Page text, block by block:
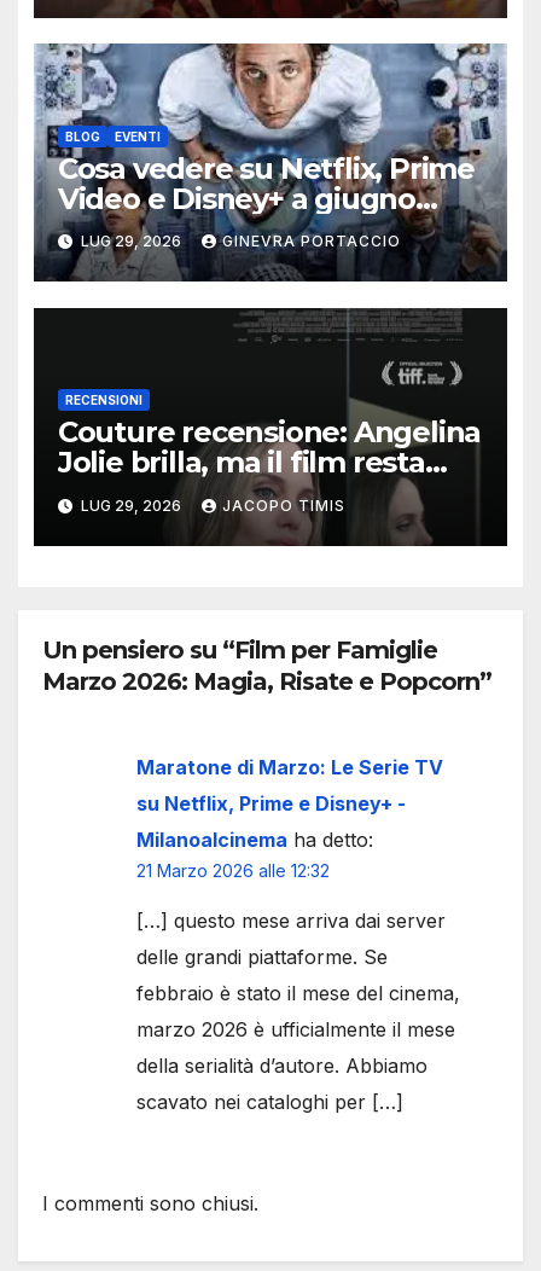
BLOG EVENTI
Cosa vedere su Netflix, Prime
Video e Disney+ a giugno
2026
LUG 29, 2026 GINEVRA PORTACCIO
RECENSIONI
Couture recensione: Angelina
Jolie brilla, ma il film resta
intrappolato nella sua
bellezza
LUG 29, 2026 JACOPO TIMIS
Un pensiero su “Film per Famiglie
Marzo 2026: Magia, Risate e Popcorn”
Maratone di Marzo: Le Serie TV
su Netflix, Prime e Disney+ -
Milanoalcinema ha detto:
21 Marzo 2026 alle 12:32
[…] questo mese arriva dai server
delle grandi piattaforme. Se
febbraio è stato il mese del cinema,
marzo 2026 è ufficialmente il mese
della serialità d’autore. Abbiamo
scavato nei cataloghi per […]
I commenti sono chiusi.